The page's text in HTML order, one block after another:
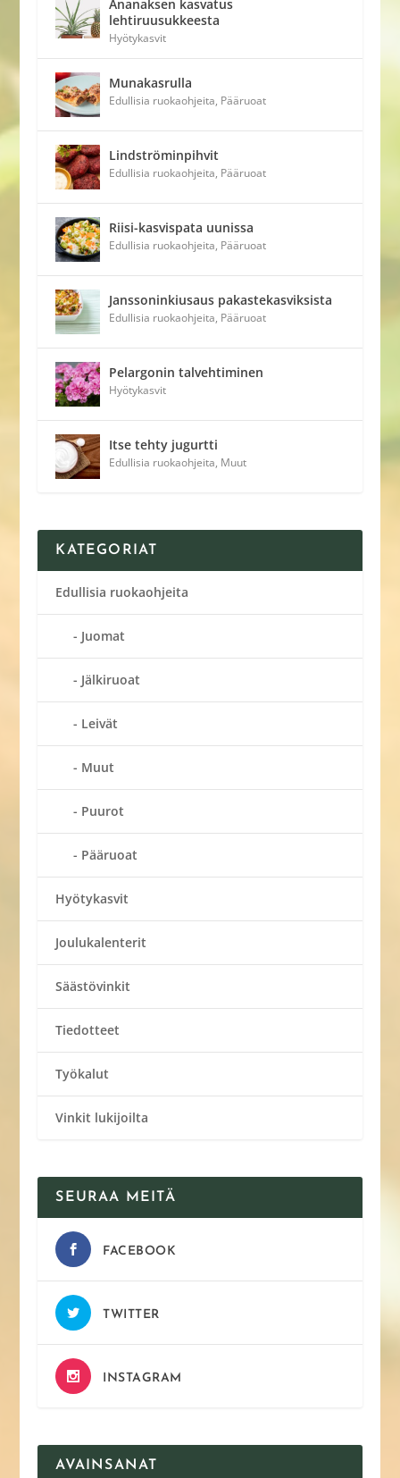
Ananaksen kasvatus
lehtiruusukkeesta
Hyötykasvit
Munakasrulla
Edullisia ruokaohjeita, Pääruoat
Lindströminpihvit
Edullisia ruokaohjeita, Pääruoat
Riisi-kasvispata uunissa
Edullisia ruokaohjeita, Pääruoat
Janssoninkiusaus pakastekasviksista
Edullisia ruokaohjeita, Pääruoat
Pelargonin talvehtiminen
Hyötykasvit
Itse tehty jugurtti
Edullisia ruokaohjeita, Muut
KATEGORIAT
Edullisia ruokaohjeita
Juomat
Jälkiruoat
Leivät
Muut
Puurot
Pääruoat
Hyötykasvit
Joulukalenterit
Säästövinkit
Tiedotteet
Työkalut
Vinkit lukijoilta
SEURAA MEITÄ
FACEBOOK
TWITTER
INSTAGRAM
AVAINSANAT